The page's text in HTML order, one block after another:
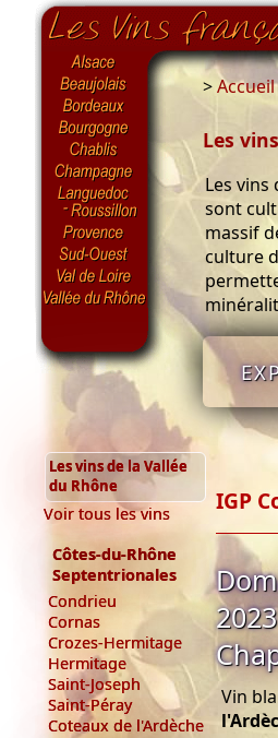
>Accueil
Les
Les vins
sont
massif
culture
Les vins de la Vallée
du Rhône
Voir tous les vins
Côtes-du-Rhône
Septentrionales
Condrieu
Cornas
Crozes-Hermitage
Hermitage
Saint-Joseph
Saint-Péray
Coteaux de l'Ardèche
IGP
Vin